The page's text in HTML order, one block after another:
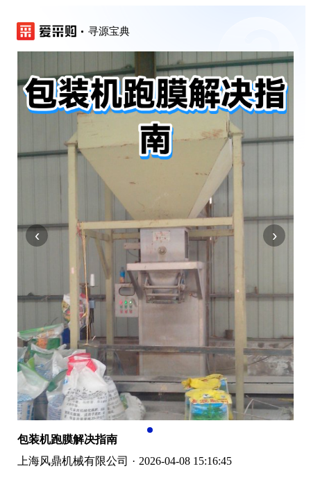
寻源宝典
‹ ›
包装机跑膜解决指南
上海风鼎机械有限公司 · 2026-04-08 15:16:45